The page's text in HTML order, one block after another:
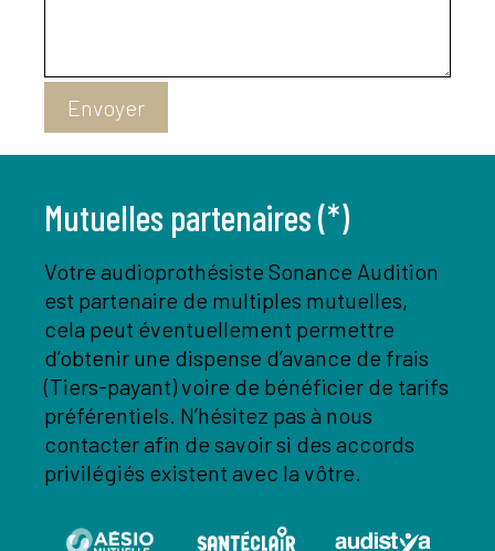
Envoyer
Mutuelles partenaires (*)
Votre audioprothésiste Sonance Audition
est partenaire de multiples mutuelles,
cela peut éventuellement permettre
d’obtenir une dispense d’avance de frais
(Tiers-payant) voire de bénéficier de tarifs
préférentiels. N’hésitez pas à nous
contacter afin de savoir si des accords
privilégiés existent avec la vôtre.